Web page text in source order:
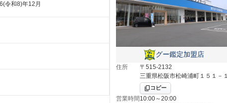
令和8)年12月
グー鑑定加盟店
住所
〒515-2132
三重県松阪市松崎浦町１５１－１
コピー
営業時間10:00～20:00